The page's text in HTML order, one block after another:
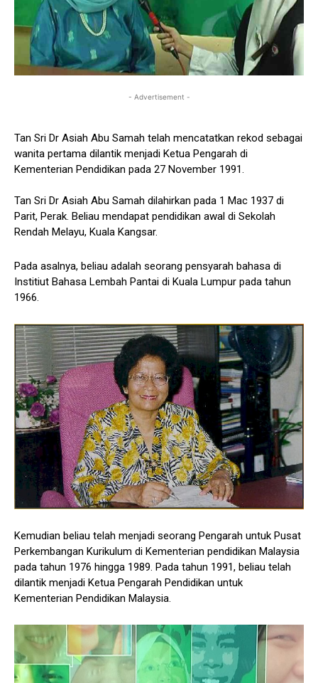
- Advertisement -
Tan Sri Dr Asiah Abu Samah telah mencatatkan rekod sebagai
wanita pertama dilantik menjadi Ketua Pengarah di
Kementerian Pendidikan pada 27 November 1991.
Tan Sri Dr Asiah Abu Samah dilahirkan pada 1 Mac 1937 di
Parit, Perak. Beliau mendapat pendidikan awal di Sekolah
Rendah Melayu, Kuala Kangsar.
Pada asalnya, beliau adalah seorang pensyarah bahasa di
Institiut Bahasa Lembah Pantai di Kuala Lumpur pada tahun
1966.
Kemudian beliau telah menjadi seorang Pengarah untuk Pusat
Perkembangan Kurikulum di Kementerian pendidikan Malaysia
pada tahun 1976 hingga 1989. Pada tahun 1991, beliau telah
dilantik menjadi Ketua Pengarah Pendidikan untuk
Kementerian Pendidikan Malaysia.